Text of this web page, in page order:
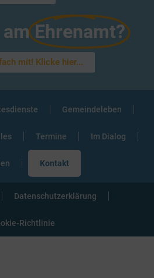
Ehrenamt?
mit! Klicke hier...
Gemeindeleben
Termine Im Dialog
Kontakt
Datenschutzerklärung
Richtlinie